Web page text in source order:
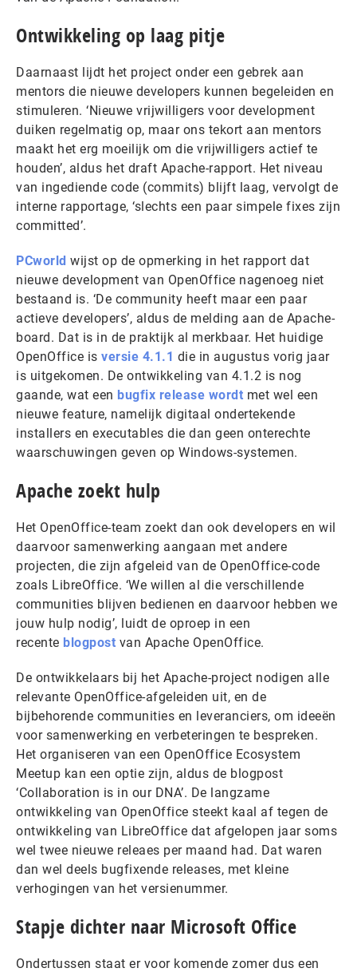
Ontwikkeling op laag pitje
Daarnaast lijdt het project onder een gebrek aan
mentors die nieuwe developers kunnen begeleiden en
stimuleren. ‘Nieuwe vrijwilligers voor development
duiken regelmatig op, maar ons tekort aan mentors
maakt het erg moeilijk om die vrijwilligers actief te
houden’, aldus het draft Apache-rapport. Het niveau
van ingediende code (commits) blijft laag, vervolgt de
interne rapportage, ‘slechts een paar simpele fixes zijn
committed’.
PCworld wijst op de opmerking in het rapport dat
nieuwe development van OpenOffice nagenoeg niet
bestaand is. ‘De community heeft maar een paar
actieve developers’, aldus de melding aan de Apache-
board. Dat is in de praktijk al merkbaar. Het huidige
OpenOffice is versie 4.1.1 die in augustus vorig jaar
is uitgekomen. De ontwikkeling van 4.1.2 is nog
gaande, wat een bugfix release wordt met wel een
nieuwe feature, namelijk digitaal ondertekende
installers en executables die dan geen onterechte
waarschuwingen geven op Windows-systemen.
Apache zoekt hulp
Het OpenOffice-team zoekt dan ook developers en wil
daarvoor samenwerking aangaan met andere
projecten, die zijn afgeleid van de OpenOffice-code
zoals LibreOffice. ‘We willen al die verschillende
communities blijven bedienen en daarvoor hebben we
jouw hulp nodig’, luidt de oproep in een
recente blogpost van Apache OpenOffice.
De ontwikkelaars bij het Apache-project nodigen alle
relevante OpenOffice-afgeleiden uit, en de
bijbehorende communities en leveranciers, om ideeën
voor samenwerking en verbeteringen te bespreken.
Het organiseren van een OpenOffice Ecosystem
Meetup kan een optie zijn, aldus de blogpost
‘Collaboration is in our DNA’. De langzame
ontwikkeling van OpenOffice steekt kaal af tegen de
ontwikkeling van LibreOffice dat afgelopen jaar soms
wel twee nieuwe releaes per maand had. Dat waren
dan wel deels bugfixende releases, met kleine
verhogingen van het versienummer.
Stapje dichter naar Microsoft Office
Ondertussen staat er voor komende zomer dus een